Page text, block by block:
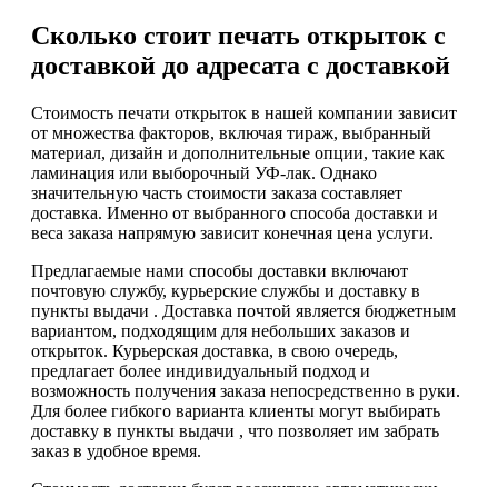
Сколько стоит печать открыток с
доставкой до адресата с доставкой
Стоимость печати открыток в нашей компании зависит
от множества факторов, включая тираж, выбранный
материал, дизайн и дополнительные опции, такие как
ламинация или выборочный УФ-лак. Однако
значительную часть стоимости заказа составляет
доставка. Именно от выбранного способа доставки и
веса заказа напрямую зависит конечная цена услуги.
Предлагаемые нами способы доставки включают
почтовую службу, курьерские службы и доставку в
пункты выдачи . Доставка почтой является бюджетным
вариантом, подходящим для небольших заказов и
открыток. Курьерская доставка, в свою очередь,
предлагает более индивидуальный подход и
возможность получения заказа непосредственно в руки.
Для более гибкого варианта клиенты могут выбирать
доставку в пункты выдачи , что позволяет им забрать
заказ в удобное время.